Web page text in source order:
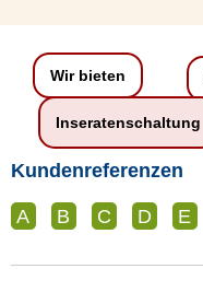
Wir bieten
Inseratenschaltung
Kundenreferenzen
A B C D E